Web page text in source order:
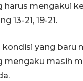
harus mengakui
13-21, 19-21.
kondisi yang baru
mengaku masih